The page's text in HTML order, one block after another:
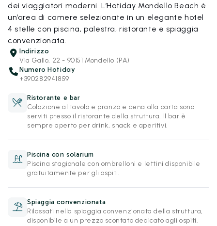
dei viaggiatori moderni. L’Hotiday Mondello Beach è
un’area di camere selezionate in un elegante hotel
4 stelle con piscina, palestra, ristorante e spiaggia
convenzionata.
Indirizzo
Via Gallo, 22 - 90151 Mondello (PA)
Numero Hotiday
+390282941859
Ristorante e bar
Colazione al tavolo e pranzo e cena alla carta sono
serviti presso il ristorante della struttura. Il bar è
sempre aperto per drink, snack e aperitivi.
Piscina con solarium
Piscina stagionale con ombrelloni e lettini disponibile
gratuitamente per gli ospiti.
Spiaggia convenzionata
Rilassati nella spiaggia convenzionata della struttura,
disponibile a un prezzo scontato dedicato agli ospiti.